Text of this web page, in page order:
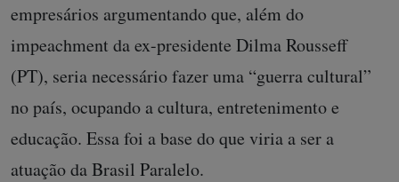
empresários argumentando que, além do
impeachment da ex-presidente Dilma Rousseff
(PT), seria necessário fazer uma “guerra cultural”
no país, ocupando a cultura, entretenimento e
educação. Essa foi a base do que viria a ser a
atuação da Brasil Paralelo.